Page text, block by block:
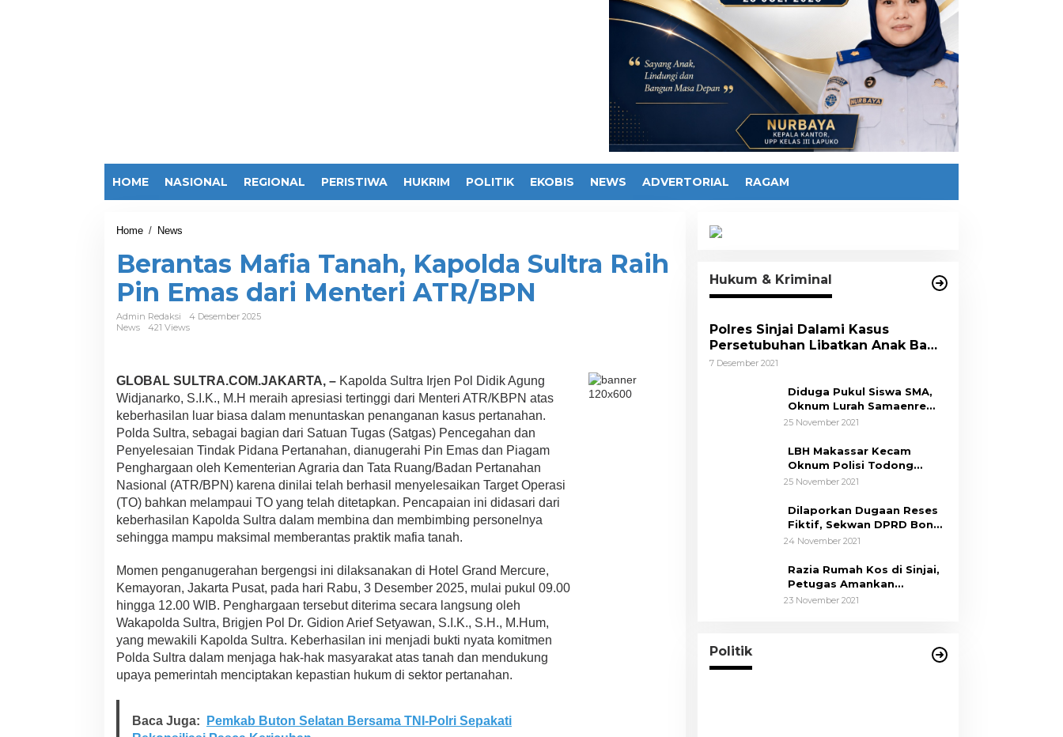
HOME NASIONAL REGIONAL PERISTIWA HUKRIM POLITIK EKOBIS NEWS ADVERTORIAL RAGAM
Home / News
r
a
n
t
s
i
a
T
a
a
h
K
a
o
d
S
l
t
r
a
h
Berantas Mafia Tanah, Kapolda Sultra Raih
Pin Emas dari Menteri ATR/BPN
Admin Redaksi
4 Desember 2025
News
421 Views
GLOBAL SULTRA.COM.JAKARTA, – Kapolda Sultra Irjen Pol Didik Agung
Widjanarko, S.I.K., M.H meraih apresiasi tertinggi dari Menteri ATR/KBPN atas
keberhasilan luar biasa dalam menuntaskan penanganan kasus pertanahan.
Polda Sultra, sebagai bagian dari Satuan Tugas (Satgas) Pencegahan dan
Penyelesaian Tindak Pidana Pertanahan, dianugerahi Pin Emas dan Piagam
Penghargaan oleh Kementerian Agraria dan Tata Ruang/Badan Pertanahan
Nasional (ATR/BPN) karena dinilai telah berhasil menyelesaikan Target Operasi
(TO) bahkan melampaui TO yang telah ditetapkan. Pencapaian ini didasari dari
keberhasilan Kapolda Sultra dalam membina dan membimbing personelnya
sehingga mampu maksimal memberantas praktik mafia tanah.
Momen penganugerahan bergengsi ini dilaksanakan di Hotel Grand Mercure,
Kemayoran, Jakarta Pusat, pada hari Rabu, 3 Desember 2025, mulai pukul 09.00
hingga 12.00 WIB. Penghargaan tersebut diterima secara langsung oleh
Wakapolda Sultra, Brigjen Pol Dr. Gidion Arief Setyawan, S.I.K., S.H., M.Hum,
yang mewakili Kapolda Sultra. Keberhasilan ini menjadi bukti nyata komitmen
Polda Sultra dalam menjaga hak-hak masyarakat atas tanah dan mendukung
upaya pemerintah menciptakan kepastian hukum di sektor pertanahan.
Baca Juga:
Pemkab Buton Selatan Bersama TNI-Polri Sepakati
Hukum & Kriminal
Polres Sinjai Dalami Kasus
Persetubuhan Libatkan Anak Bawa
Umur
7 Desember 2021
Diduga Pukul Siswa SMA,
Oknum Lurah Samaenre
Sinjai Dilaporkan ke Polisi
25 November 2021
LBH Makassar Kecam
Oknum Polisi Todong
Senjata Api ke Anak, Minta
Tegas
25 November 2021
Dilaporkan Dugaan Reses
Fiktif, Sekwan DPRD Bone
Siap Berikan Data
24 November 2021
Razia Rumah Kos di Sinjai,
Petugas Amankan
Sepasang Mahasiswa,
23 November 2021
Politik
ASR-HUGUA Berpeluang Besar,
Ini Prediksi Pengamat Politik
Pada Pilkada Sultra “Hanya
Ada Satu Putaran”
Adanya Tuduhan Politik Uang,
Pasar Murah Tidak
Di News, Politik